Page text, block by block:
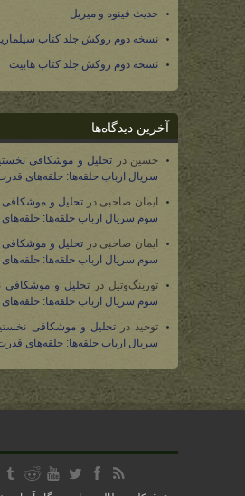
حدیث فینوه و میریل
نسخه دوم روکش جلد کتاب
نسخه دوم روکش جلد کتاب هابیت
آخرین دیدگاه‌ها
حسین در تحلیل و موشکافی
سریال ارباب حلقه‌ها: حلقه‌های
ایمان صاحبی در تحلیل و
سوم سریال ارباب حلقه‌ها:
ایمان صاحبی در تحلیل و
سوم سریال ارباب حلقه‌ها:
تورینگ‌وتیل در تحلیل و موشکافی
سوم سریال ارباب حلقه‌ها:
توحید درتحلیل و موشکافی
سریال ارباب حلقه‌ها: حلقه‌های